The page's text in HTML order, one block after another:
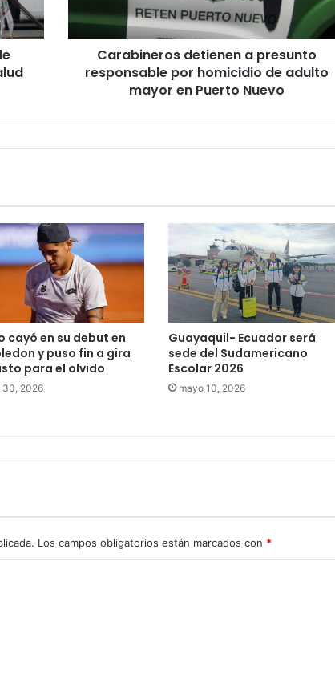
adulto
Carabineros detienen a presunto
responsable por homicidio de adulto
mayor en Puerto Nuevo
cayó en su debut en
y puso fin a gira
para el olvido
30, 2026
Guayaquil- Ecuador será
sede del Sudamericano
Escolar 2026
mayo 10, 2026
Los campos obligatorios están marcados con *